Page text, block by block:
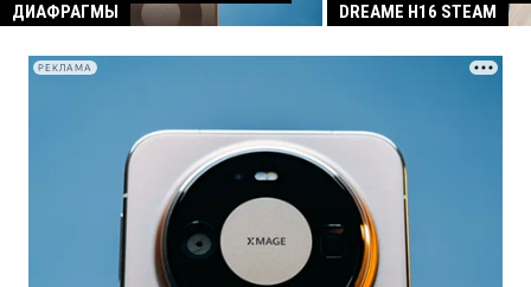
ДИАФРАГМЫ
DREAME H16 STEAM
РЕКЛАМА